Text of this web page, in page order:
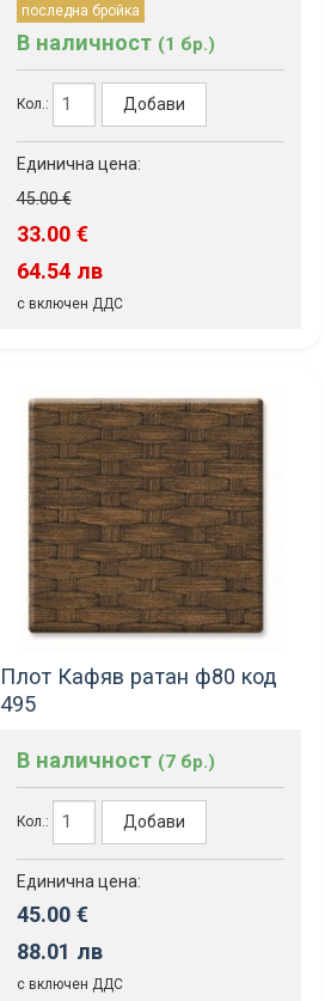
последна бройка
В наличност (1 бр.)
Кол.: Добави
Единична цена:
45.00 €
33.00 €
64.54 лв
с включен ДДС
Плот Кафяв ратан ф80 код
495
В наличност (7 бр.)
Кол.: Добави
Единична цена:
45.00 €
88.01 лв
с включен ДДС